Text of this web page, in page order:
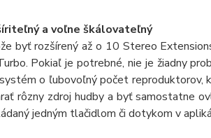
a voľne škálovateľný
byť rozšírený až o 10 Stereo
Pokiaľ je potrebné, nie je žiadny
o ľubovoľný počet reproduktorov,
rôzny zdroj hudby a byť samostatne
jedným tlačidlom či dotykom v